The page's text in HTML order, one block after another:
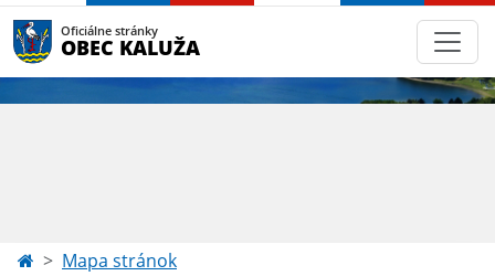
Oficiálne stránky
OBEC KALUŽA
Mapa stránok